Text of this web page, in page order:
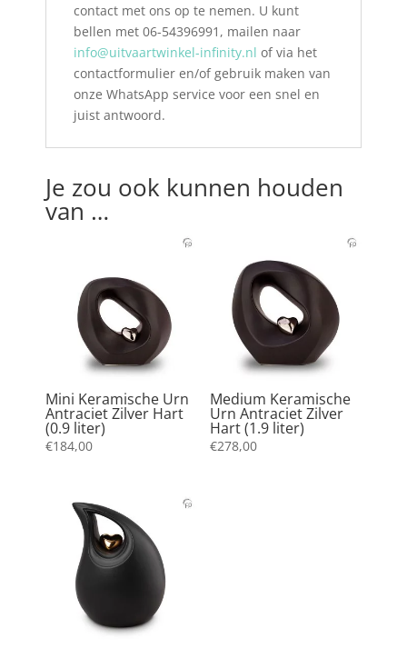
contact met ons op te nemen. U kunt
bellen met 06-54396991, mailen naar
info@uitvaartwinkel-infinity.nl of via het
contactformulier en/of gebruik maken van
onze WhatsApp service voor een snel en
juist antwoord.
Je zou ook kunnen houden
van …
Mini Keramische Urn
Antraciet Zilver Hart
(0.9 liter)
€184,00
Medium Keramische
Urn Antraciet Zilver
Hart (1.9 liter)
€278,00